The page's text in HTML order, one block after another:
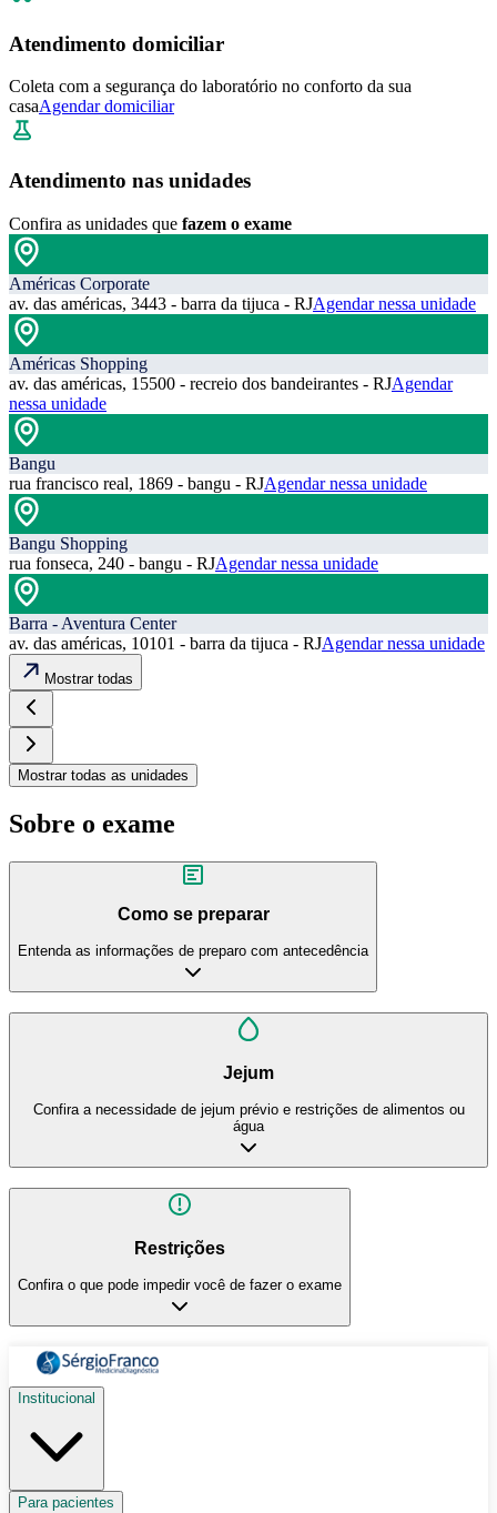
Atendimento domiciliar
Coleta com a segurança do laboratório no conforto da sua
casaAgendar domiciliar
Atendimento nas unidades
Confira as unidades que fazem o exame
Américas Corporate
av. das américas, 3443 - barra da tijuca - RJAgendar nessa unidade
Américas Shopping
av. das américas, 15500 - recreio dos bandeirantes - RJAgendar
nessa unidade
Bangu
rua francisco real, 1869 - bangu - RJAgendar nessa unidade
Bangu Shopping
rua fonseca, 240 - bangu - RJAgendar nessa unidade
Barra - Aventura Center
av. das américas, 10101 - barra da tijuca - RJAgendar nessa unidade
Mostrar todas
Mostrar todas as unidades
Sobre o exame
Como se preparar
Entenda as informações de preparo com antecedência
Jejum
Confira a necessidade de jejum prévio e restrições de alimentos ou
água
Restrições
Confira o que pode impedir você de fazer o exame
Institucional
Para pacientes